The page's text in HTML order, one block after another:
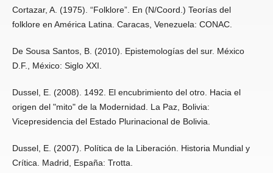
Cortazar, A. (1975). “Folklore”. En (N/Coord.) Teorías del
folklore en América Latina. Caracas, Venezuela: CONAC.
De Sousa Santos, B. (2010). Epistemologías del sur. México
D.F., México: Siglo XXI.
Dussel, E. (2008). 1492. El encubrimiento del otro. Hacia el
origen del "mito" de la Modernidad. La Paz, Bolivia:
Vicepresidencia del Estado Plurinacional de Bolivia.
Dussel, E. (2007). Política de la Liberación. Historia Mundial y
Crítica. Madrid, España: Trotta.